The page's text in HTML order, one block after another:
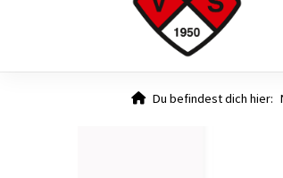
Du befindest dich hier: